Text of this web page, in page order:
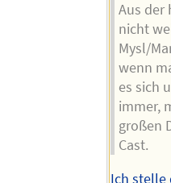
Aus der
nicht
Mysl/
wenn
es sich
immer,
großen
Cast.
Ich stelle